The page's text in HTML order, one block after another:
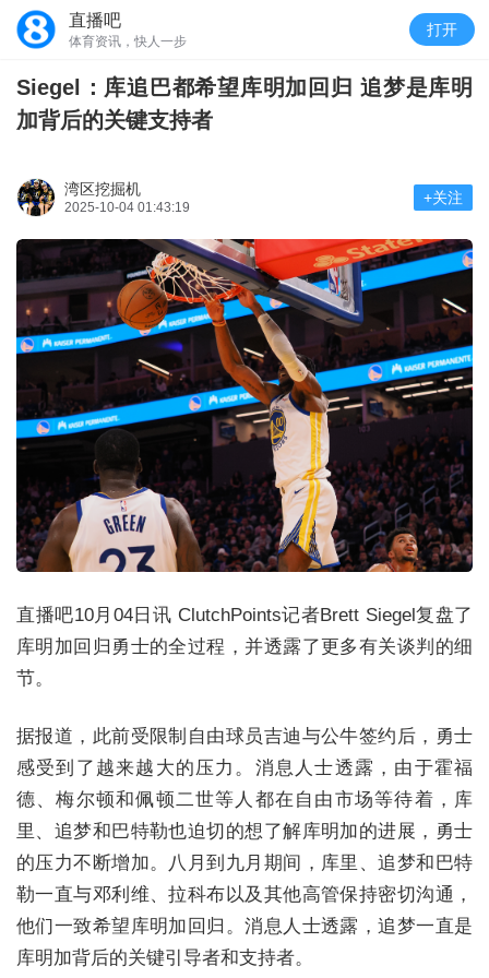
直播吧
体育资讯，快人一步
打开
Siegel：库追巴都希望库明加回归 追梦是库明
加背后的关键支持者
湾区挖掘机
2025-10-04 01:43:19
+关注
直播吧10月04日讯 ClutchPoints记者Brett Siegel复盘了
库明加回归勇士的全过程，并透露了更多有关谈判的细
节。
据报道，此前受限制自由球员吉迪与公牛签约后，勇士
感受到了越来越大的压力。消息人士透露，由于霍福
德、梅尔顿和佩顿二世等人都在自由市场等待着，库
里、追梦和巴特勒也迫切的想了解库明加的进展，勇士
的压力不断增加。八月到九月期间，库里、追梦和巴特
勒一直与邓利维、拉科布以及其他高管保持密切沟通，
他们一致希望库明加回归。消息人士透露，追梦一直是
库明加背后的关键引导者和支持者。